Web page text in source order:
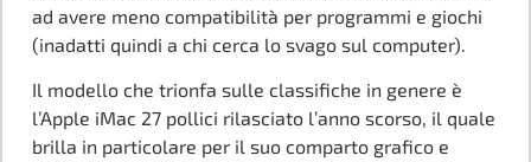
ad avere meno compatibilità per programmi e giochi
(inadatti quindi a chi cerca lo svago sul computer).
Il modello che trionfa sulle classifiche in genere è
l’Apple iMac 27 pollici rilasciato l’anno scorso, il quale
brilla in particolare per il suo comparto grafico e